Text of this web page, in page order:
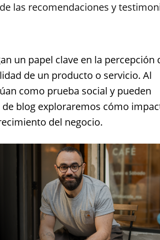
las recomendaciones y
un papel clave en la percepción
de un producto o servicio. Al
como prueba social y pueden
blog exploraremos cómo
del negocio.